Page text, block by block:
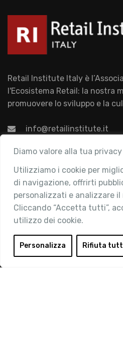
Diamo valore alla tua privacy
Utilizziamo i cookie per
di navigazione, offrirti
personalizzati e analizzare
Cliccando “Accetta tutti”,
utilizzo dei cookie.
Personalizza Rifiuta
Retail Institute Italy è
l'Ecosistema Retail: la nostra
promuovere lo sviluppo e la
info@retailinstitute.it
Associazione
Chi siamo
Attività
Contatti
Area Riservata
Login
Diventa Socio